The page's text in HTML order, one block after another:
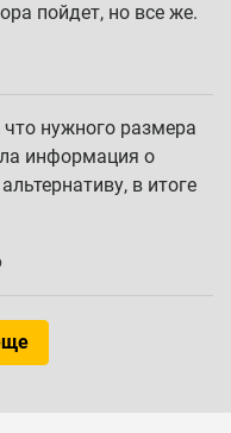
пойдет, но все же.
нужного размера
информация о
в итоге